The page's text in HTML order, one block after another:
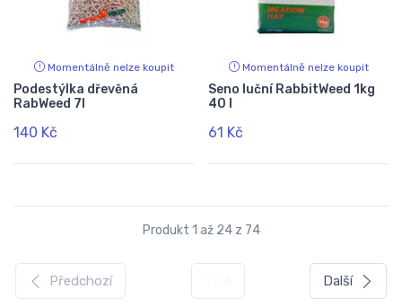
Momentálně nelze koupit
Podestýlka dřevěná
RabWeed 7l
140 Kč
Momentálně nelze koupit
Seno luční RabbitWeed 1kg
40 l
61 Kč
Produkt 1 až 24 z 74
Předchozí Další